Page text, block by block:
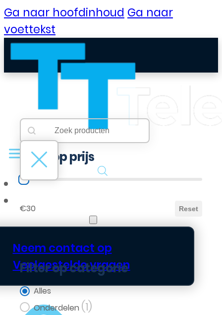
Ga naar hoofdinhoud Ga naar
voettekst
B2B Portaal
Neem contact op
Veelgestelde vragen
Searchbar
Search content
Filter op prijs
Filter op prijs
€30 Reset
Filter op categorie
Filter op categorie
Alles
Onderdelen (1)